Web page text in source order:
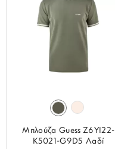
Μπλούζα Guess Z6YI22-
K5021-G9D5 Λαδί